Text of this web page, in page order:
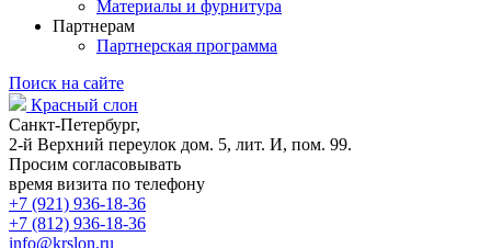
Материалы и фурнитура
Партнерам
Партнерская программа
Поиск на сайте
Красный слон
Санкт-Петербург,
2-й Верхний переулок дом. 5, лит. И, пом. 99.
Просим согласовывать
время визита по телефону
+7 (921) 936-18-36
+7 (812) 936-18-36
info@krslon.ru